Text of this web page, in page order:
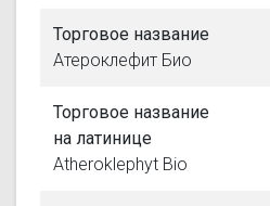
Торговое название
Атероклефит Био
Торговое название
на латинице
Atheroklephyt Bio